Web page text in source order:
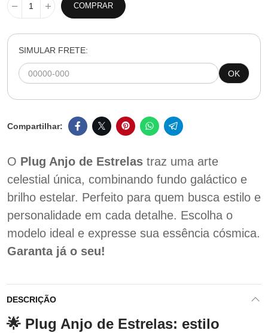
COMPRAR
SIMULAR FRETE:
OK
O Plug Anjo de Estrelas traz uma arte
celestial única, combinando fundo galáctico e
brilho estelar. Perfeito para quem busca estilo e
personalidade em cada detalhe. Escolha o
modelo ideal e expresse sua essência cósmica.
Garanta já o seu!
DESCRIÇÃO
🌟 Plug Anjo de Estrelas: estilo